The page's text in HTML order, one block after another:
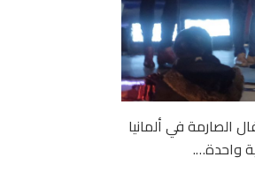
عمالة الأطفال الصارمة في ألمانيا
واحدة….